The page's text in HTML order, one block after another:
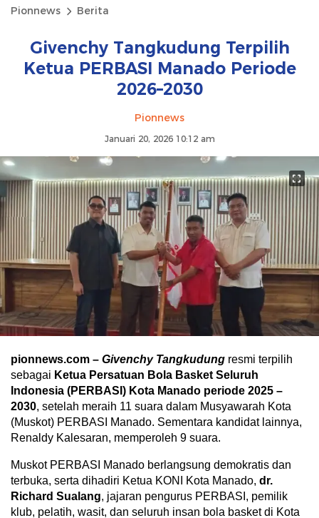
Pionnews Berita
Givenchy Tangkudung Terpilih
Ketua PERBASI Manado Periode
2026–2030
Pionnews
Januari 20, 2026 10:12 am
pionnews.com – Givenchy Tangkudung resmi terpilih
sebagai Ketua Persatuan Bola Basket Seluruh
Indonesia (PERBASI) Kota Manado periode 2025 –
2030, setelah meraih 11 suara dalam Musyawarah Kota
(Muskot) PERBASI Manado. Sementara kandidat lainnya,
Renaldy Kalesaran, memperoleh 9 suara.
Muskot PERBASI Manado berlangsung demokratis dan
terbuka, serta dihadiri Ketua KONI Kota Manado, dr.
Richard Sualang, jajaran pengurus PERBASI, pemilik
klub, pelatih, wasit, dan seluruh insan bola basket di Kota